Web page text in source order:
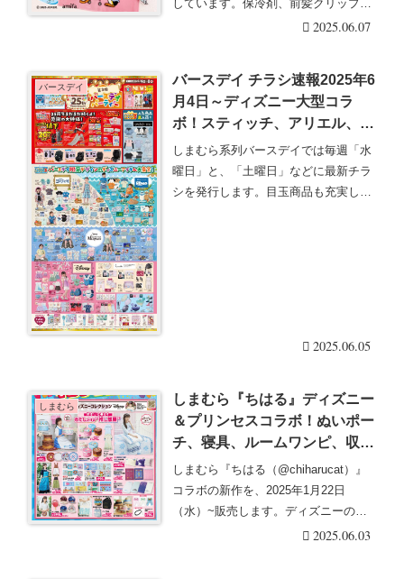
しています。保冷剤、前髪クリップ、
コースター、・・・続きを読む2025.06.07
バースデイ
バースデイ チラシ速報2025年6
月4日～ディズニー大型コラ
ボ！スティッチ、アリエル、フ
ァインディング・ニモ！量産型
＆サブカルファッションのスイ
ッチミーの夏服もオススメ！
しまむら系列バースデイでは毎週「水
曜日」と、「土曜日」などに最新チラ
シを発行します。目玉商品も充実して
2025.06.05
しまむら
しまむら『ちはる』ディズニー
＆プリンセスコラボ！ぬいポー
チ、寝具、ルームワンピ、収納
ボックス、ハット、バッグ、ヘ
アアクセなどが新発売！口コ
ミ、販売状況、売り切れ！
2025年6月4日より受注生産で
しまむら『ちはる（@chiharucat）』
コラボの新作を、2025年1月22日
（水）~販売します。ディズニーの物
2025.06.03